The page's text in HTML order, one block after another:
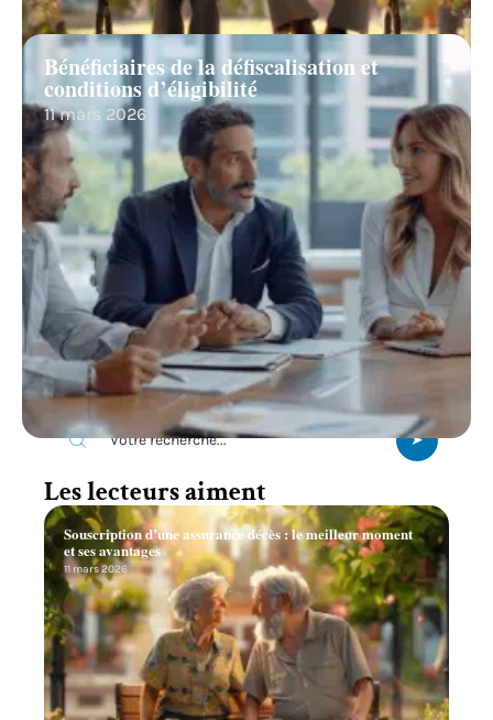
Bénéficiaires de la défiscalisation et
conditions d’éligibilité
11 mars 2026
Recherche
Les lecteurs aiment
Souscription d’une assurance décès : le meilleur moment
et ses avantages
11 mars 2026